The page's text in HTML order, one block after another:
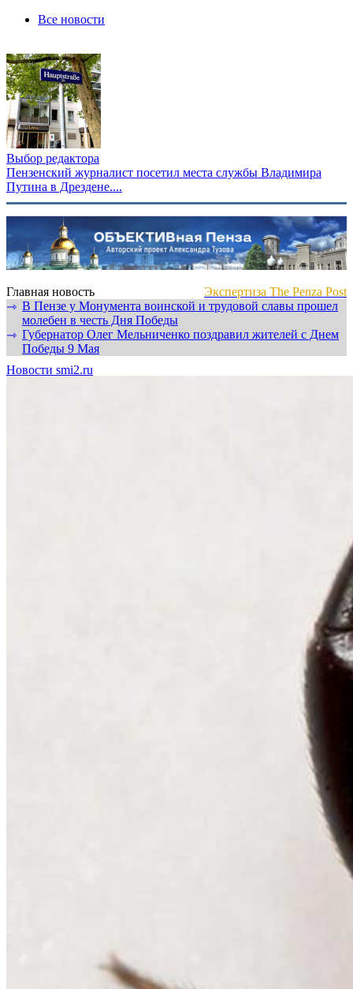
Все новости
Выбор редактора
Пензенский журналист посетил места службы Владимира
Путина в Дрездене....
Главная новость
Экспертиза The Penza Post
⇾ В Пензе у Монумента воинской и трудовой славы прошел
молебен в честь Дня Победы
⇾ Губернатор Олег Мельниченко поздравил жителей с Днем
Победы 9 Мая
Новости smi2.ru